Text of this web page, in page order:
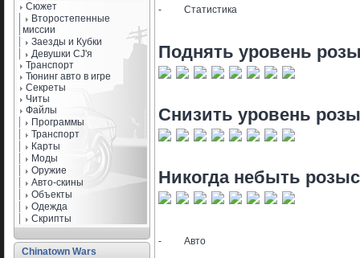
Сюжет
Второстепенные
миссии
Заезды и Кубки
Девушки CJ'я
Транспорт
Тюнинг авто в игре
Секреты
Читы
Файлы
Программы
Транспорт
Карты
Моды
Оружие
Авто-скины
Объекты
Одежда
Скрипты
Chinatown Wars
- Статистика
Поднять уровень
Снизить уровень
Никогда небыть
- Авто